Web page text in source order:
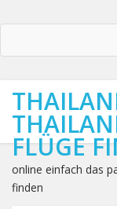
FLÜGE
online einfach das
finden